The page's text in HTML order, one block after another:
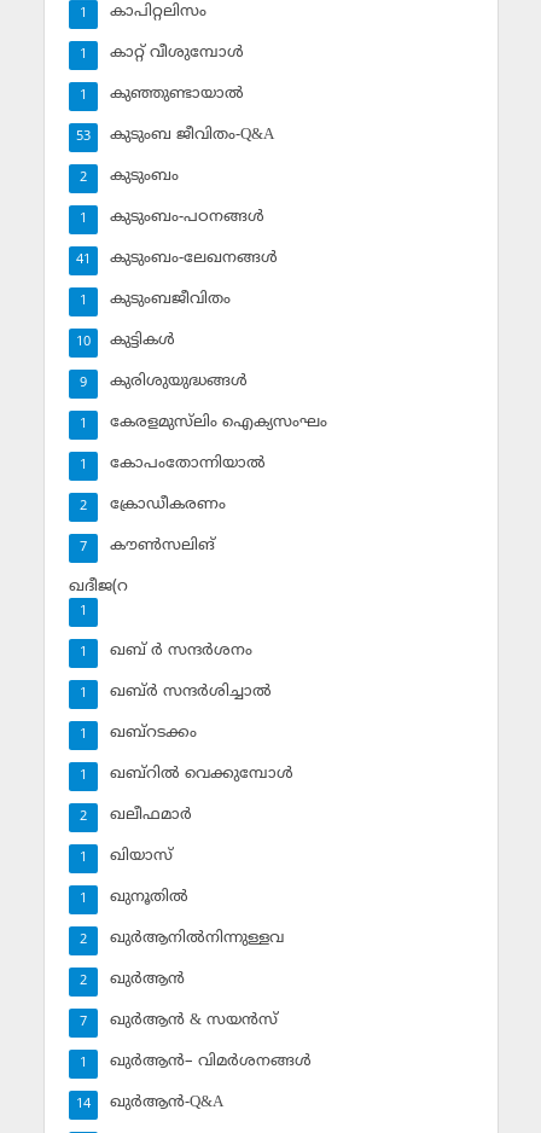
കാപിറ്റലിസം
1
കാറ്റ് വീശുമ്പോള്‍
1
കുഞ്ഞുണ്ടായാല്‍
1
കുടുംബ ജീവിതം-Q&A
53
കുടുംബം
2
കുടുംബം-പഠനങ്ങള്‍
1
കുടുംബം-ലേഖനങ്ങള്‍
41
കുടുംബജീവിതം
1
കുട്ടികള്‍
10
കുരിശുയുദ്ധങ്ങള്‍
9
കേരളമുസ്‌ലിം ഐക്യസംഘം
1
കോപംതോന്നിയാല്‍
1
ക്രോഡീകരണം
2
കൗണ്‍സലിങ്‌
7
ഖദീജ(റ
1
ഖബ് ര്‍ സന്ദര്‍ശനം
1
ഖബ്ര്‍ സന്ദര്‍ശിച്ചാല്‍
1
ഖബ്‌റടക്കം
1
ഖബ്‌റില്‍ വെക്കുമ്പോള്‍
1
ഖലീഫമാര്‍
2
ഖിയാസ്
1
ഖുനൂതില്‍
1
ഖുര്‍ആനില്‍നിന്നുള്ളവ
2
ഖുര്‍ആന്‍
2
ഖുര്‍ആന്‍ & സയന്‍സ്‌
7
ഖുര്‍ആന്‍– വിമര്‍ശനങ്ങള്‍
1
ഖുര്‍ആന്‍-Q&A
14